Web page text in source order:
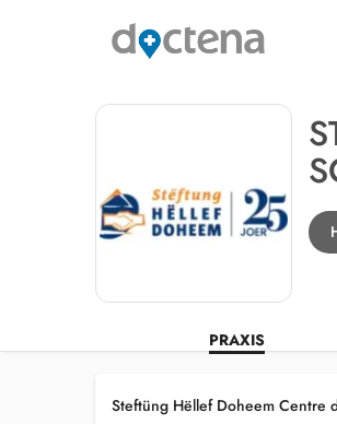
PRAXIS
Steftüng Hëllef Doheem Centre